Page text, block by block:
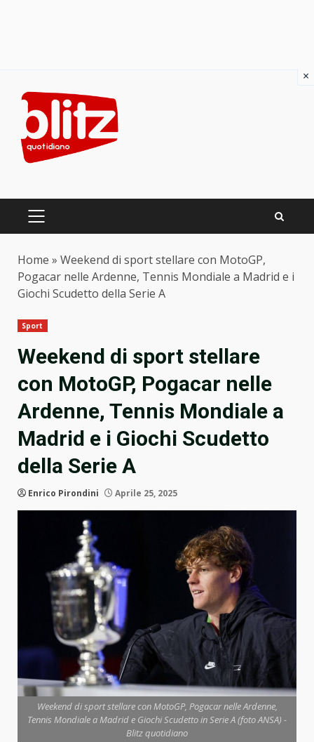
content
PRIMARY
Home » Weekend di sport stellare con MotoGP,
Pogacar nelle Ardenne, Tennis Mondiale a Madrid e i
Giochi Scudetto della Serie A
Sport
Weekend di sport stellare
con MotoGP, Pogacar nelle
Ardenne, Tennis Mondiale a
Madrid e i Giochi Scudetto
della Serie A
Enrico Pirondini Aprile 25, 2025
Weekend di sport stellare con MotoGP, Pogacar nelle Ardenne,
Tennis Mondiale a Madrid e Giochi Scudetto in Serie A (foto ANSA) -
Blitz quotidiano
×